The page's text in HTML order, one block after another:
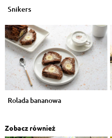
Snikers
Rolada bananowa
Zobacz również